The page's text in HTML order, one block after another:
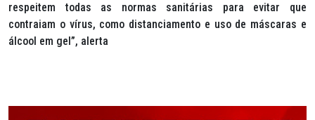
respeitem todas as normas sanitárias para evitar que
contraiam o vírus, como distanciamento e uso de máscaras e
álcool em gel”, alerta